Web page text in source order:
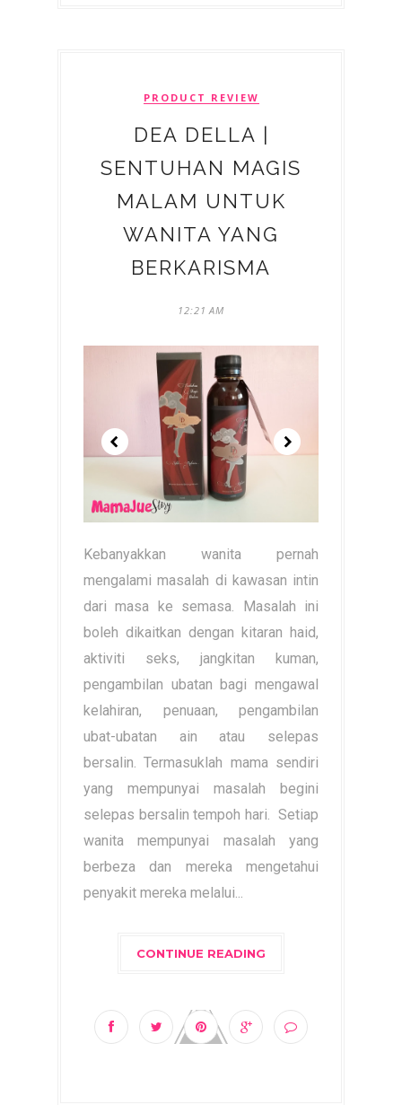
PRODUCT REVIEW
DEA DELLA |
SENTUHAN MAGIS
MALAM UNTUK
WANITA YANG
BERKARISMA
12:21 AM
Kebanyakkan wanita pernah
mengalami masalah di kawasan intin
dari masa ke semasa. Masalah ini
boleh dikaitkan dengan kitaran haid,
aktiviti seks, jangkitan kuman,
pengambilan ubatan bagi mengawal
kelahiran, penuaan, pengambilan
ubat-ubatan ain atau selepas
bersalin. Termasuklah mama sendiri
yang mempunyai masalah begini
selepas bersalin tempoh hari. Setiap
wanita mempunyai masalah yang
berbeza dan mereka mengetahui
penyakit mereka melalui...
CONTINUE READING